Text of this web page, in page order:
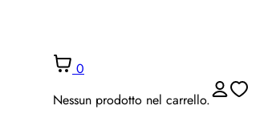
0
Nessun prodotto nel carrello.